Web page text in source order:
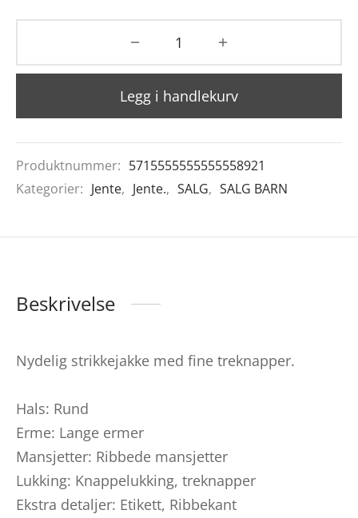
Legg i handlekurv
Produktnummer: 5715555555555558921
Kategorier: Jente, Jente., SALG, SALG BARN
Beskrivelse
Nydelig strikkejakke med fine treknapper.
Hals: Rund
Erme: Lange ermer
Mansjetter: Ribbede mansjetter
Lukking: Knappelukking, treknapper
Ekstra detaljer: Etikett, Ribbekant